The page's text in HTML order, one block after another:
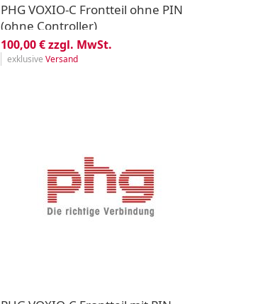
PHG VOXIO-C Frontteil ohne PIN
(ohne Controller)
100,00 € zzgl. MwSt.
exklusive Versand